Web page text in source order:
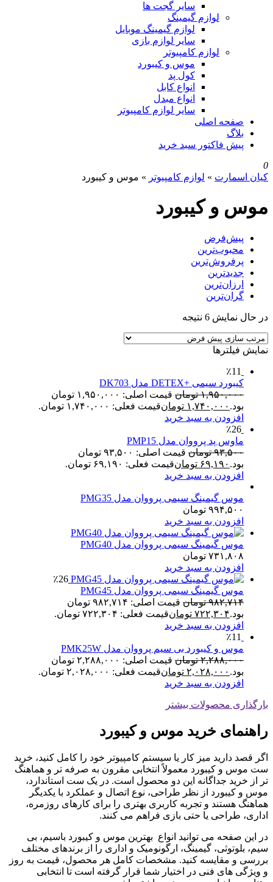
سایر گجت ها
لوازم گیمینگ
لوازم گیمینگ موبایل
سایر لوازم بازی
لوازم کامپیوتر
موس و کیبورد
کول پد
انواع کابل
انواع مبدل
سایر لوازم کامپیوتر
صفحه اصلی
بلاگ
پیش فاکتور سبد خرید
0
کیان اسمارت » لوازم کامپیوتر » موس و کیبورد
موس و کیبورد
پیش‌فرض
محبوب‌ترین
پرفروش‌ترین
جدیدترین
ارزان‌ترین
گران‌ترین
در حال نمایش 6 نتیجه
نمایش فیلترها
٪11
کیبورد سیمی +DETEX مدل DK703
۱,۹۵۰,۰۰۰ تومان
قیمت اصلی: ۱,۹۵۰,۰۰۰ تومان
بود. ۱,۷۴۰,۰۰۰ تومانقیمت فعلی: ۱,۷۴۰,۰۰۰ تومان.
افزودن به سبد خرید
٪26
ماوس پد پرووان مدل PMP15
۹۳,۵۰۰ تومان
قیمت اصلی: ۹۳,۵۰۰ تومان
بود. ۶۹,۱۹۰ تومانقیمت فعلی: ۶۹,۱۹۰ تومان.
افزودن به سبد خرید
موس گیمینگ سیمی پرووان مدل PMG35
۹۹۴,۵۰۰ تومان
افزودن به سبد خرید
موس گیمینگ سیمی پرووان مدل PMG40
۷۳۱,۸۰۸ تومان
افزودن به سبد خرید
٪26
موس گیمینگ سیمی پرووان مدل PMG45
۹۸۲,۷۱۴ تومان
قیمت اصلی: ۹۸۲,۷۱۴ تومان
بود.۷۲۲,۳۰۴ تومانقیمت فعلی: ۷۲۲,۳۰۴ تومان.
افزودن به سبد خرید
٪11
موس و کیبورد بی سیم پرووان مدل PMK25W
۲,۲۸۸,۰۰۰ تومان
قیمت اصلی: ۲,۲۸۸,۰۰۰ تومان
بود. ۲,۰۲۸,۰۰۰ تومانقیمت فعلی: ۲,۰۲۸,۰۰۰ تومان.
افزودن به سبد خرید
بارگذاری محصولات بیشتر
راهنمای خرید موس و کیبورد
اگر قصد دارید میز کار یا سیستم کامپیوتر خود را کامل کنید، خرید
ست موس و کیبورد معمولاً انتخابی مقرون به صرفه تر و هماهنگ
تر از خرید جداگانه این دو محصول است. در یک ست استاندارد،
موس و کیبورد از نظر طراحی، نوع اتصال و عملکرد با یکدیگر
هماهنگ هستند و تجربه کاربری بهتری را برای کارهای روزمره،
اداری، طراحی یا حتی بازی فراهم می کنند.
در این صفحه می توانید انواع بهترین موس و کیبورد باسیم، بی
سیم، بلوتوثی، گیمینگ، ارگونومیک و اداری را از برندهای مختلف
بررسی و مقایسه کنید. مشخصات کامل هر محصول، قیمت به روز
و ویژگی های فنی در اختیار شما قرار گرفته است تا انتخابی